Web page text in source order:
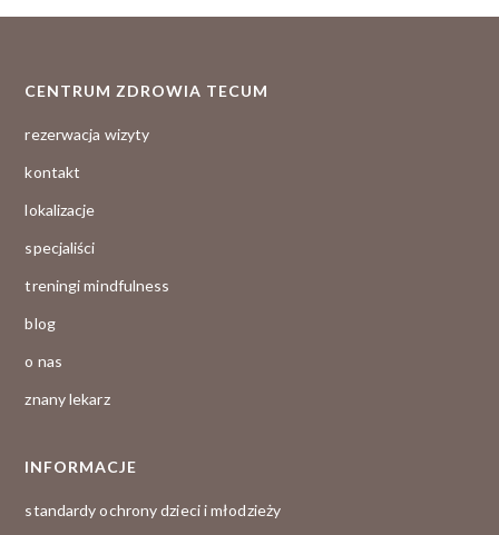
CENTRUM ZDROWIA TECUM
rezerwacja wizyty
kontakt
lokalizacje
specjaliści
treningi mindfulness
blog
o nas
znany lekarz
INFORMACJE
standardy ochrony dzieci i młodzieży